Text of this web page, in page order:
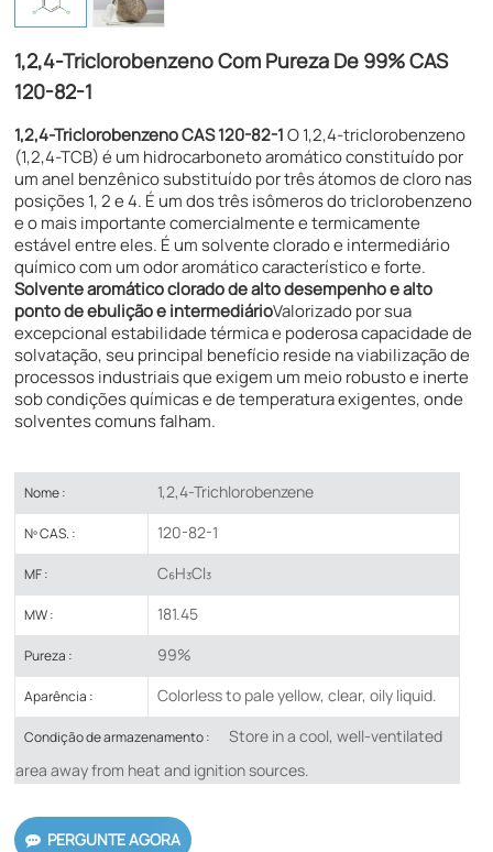
1,2,4-Triclorobenzeno Com Pureza De 99% CAS
120-82-1
1,2,4-Triclorobenzeno CAS 120-82-1O 1,2,4-triclorobenzeno
(1,2,4-TCB) é um hidrocarboneto aromático constituído por
um anel benzênico substituído por três átomos de cloro nas
posições 1, 2 e 4. É um dos três isômeros do triclorobenzeno
e o mais importante comercialmente e termicamente
estável entre eles. É um solvente clorado e intermediário
químico com um odor aromático característico e forte.
Solvente aromático clorado de alto desempenho e alto
ponto de ebulição e intermediárioValorizado por sua
excepcional estabilidade térmica e poderosa capacidade de
solvatação, seu principal benefício reside na viabilização de
processos industriais que exigem um meio robusto e inerte
sob condições químicas e de temperatura exigentes, onde
solventes comuns falham.
Nome : 1,2,4-Trichlorobenzene
Nº CAS. : 120-82-1
MF : C₆H₃Cl₃
MW : 181.45
Pureza : 99%
Aparência : Colorless to pale yellow, clear, oily liquid.
Condição de armazenamento :
Store in a cool, well-ventilated
area away from heat and ignition sources.
PERGUNTE AGORA